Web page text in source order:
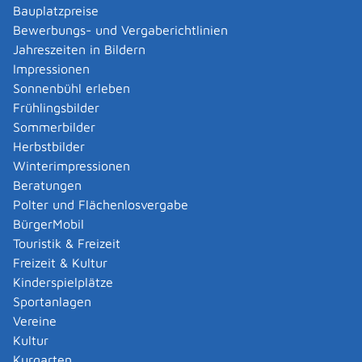
Bauplatzpreise
Bewerbungs- und Vergaberichtlinien
Jahreszeiten in Bildern
Impressionen
Sonnenbühl erleben
Frühlingsbilder
Sommerbilder
Herbstbilder
Winterimpressionen
Beratungen
Polter und Flächenlosvergabe
BürgerMobil
Touristik & Freizeit
Freizeit & Kultur
Kinderspielplätze
Sportanlagen
Vereine
Kultur
die Ihnen zuletzt bekannte Anschrift
Tipp: Je nach Angebot der Gemeinde stehen das
Gewerberegister und Antragsformulare auch im
Internet zur Verfügung.
Fristen
keine
Erforderliche Unterlagen
bei Auskünften, die über die Grunddaten hinausgehen:
Nachweis des rechtlichen Interesses wie
Schuldtitel,
Vertragskopien oder
Rechnungen
Kosten
Die Kosten richten sich nach der kommunalen
Gebührensatzung. Erkundigen Sie sich bei der